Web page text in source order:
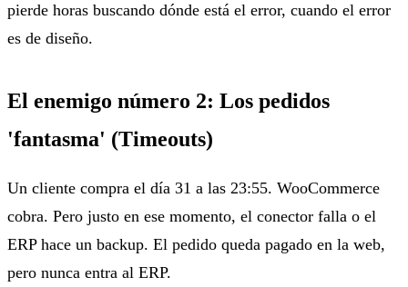
pierde horas buscando dónde está el error, cuando el error
es de diseño.
El enemigo número 2: Los pedidos
'fantasma' (Timeouts)
Un cliente compra el día 31 a las 23:55. WooCommerce
cobra. Pero justo en ese momento, el conector falla o el
ERP hace un backup. El pedido queda pagado en la web,
pero nunca entra al ERP.